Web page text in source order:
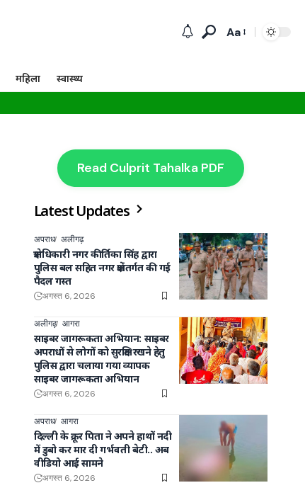
Aa
महिला स्वास्थ्य
Read Culprit Tahalka PDF
Latest Updates
अपराध अलीगढ़
क्षेत्राधिकारी नगर कीर्तिका सिंह द्वारा
पुलिस बल सहित नगर क्षेत्रांतर्गत की गई
पैदल गस्त
अगस्त 6, 2026
अलीगढ़ आगरा
साइबर जागरूकता अभियान: साइबर
अपराधों से लोगों को सुरक्षित रखने हेतु
पुलिस द्वारा चलाया गया व्यापक
साइबर जागरूकता अभियान
अगस्त 6, 2026
अपराध आगरा
दिल्ली के क्रूर पिता ने अपने हाथों नदी
में डुबो कर मार दी गर्भवती बेटी.. अब
वीडियो आई सामने
अगस्त 6, 2026